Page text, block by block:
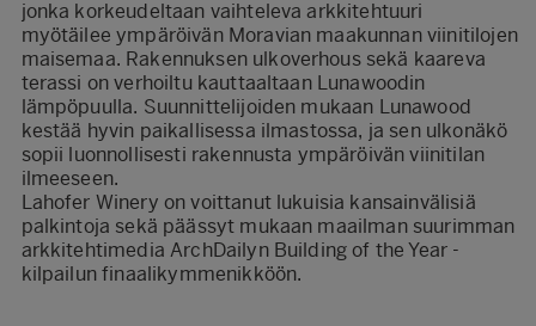
jonka korkeudeltaan vaihteleva arkkitehtuuri
myötäilee ympäröivän Moravian maakunnan viinitilojen
maisemaa. Rakennuksen ulkoverhous sekä kaareva
terassi on verhoiltu kauttaaltaan Lunawoodin
lämpöpuulla. Suunnittelijoiden mukaan Lunawood
kestää hyvin paikallisessa ilmastossa, ja sen ulkonäkö
sopii luonnollisesti rakennusta ympäröivän viinitilan
ilmeeseen.
Lahofer Winery on voittanut lukuisia kansainvälisiä
palkintoja sekä päässyt mukaan maailman suurimman
arkkitehtimedia ArchDailyn Building of the Year -
kilpailun finaalikymmenikköön.